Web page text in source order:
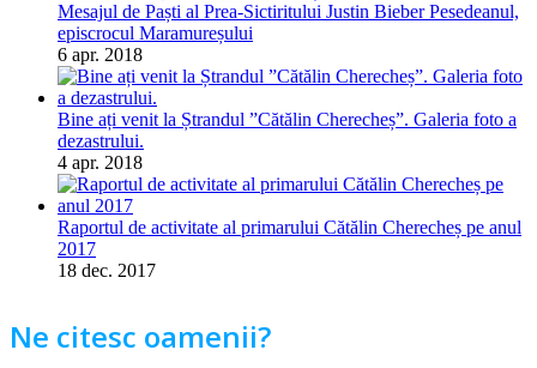
Mesajul de Paști al Prea-Sictiritului Justin Bieber Pesedeanul,
episcrocul Maramureșului
6 apr. 2018
Bine ați venit la Ștrandul ”Cătălin Cherecheș”. Galeria foto a
dezastrului.
4 apr. 2018
Raportul de activitate al primarului Cătălin Cherecheș pe anul
2017
18 dec. 2017
Ne citesc oamenii?